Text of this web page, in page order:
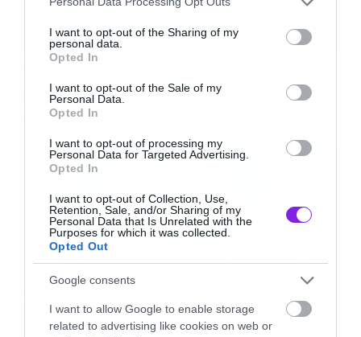
not limited to your visit or usage behaviour. You may click to
grant or deny consent to Google and its third-party tags to
use your data for below specified purposes in below Google
consent section.
I want to opt-out of the Sharing of my
personal data.
Opted In
I want to opt-out of the Sale of my
Personal Data.
Opted In
I want to opt-out of processing my
Personal Data for Targeted Advertising.
Opted In
I want to opt-out of Collection, Use,
Retention, Sale, and/or Sharing of my
Personal Data that Is Unrelated with the
Purposes for which it was collected.
Opted Out
Google consents
I want to allow Google to enable storage
related to advertising like cookies on web or
Οι Raw in Sect παρουσιάζουν το ‘Kitro’
Raw in Sect “Kitro” live in Athens
With special guest: Order of the Black Jacket
ΣτοTemple(Ιάκχου 17, Γκάζι, Αθήνα)
Παρασκευή 11 Μαϊου
Πόρτες:20:30
Ο Glenn Hughes αποσύρθηκε
από τις ζωντανές εμφανίσεις